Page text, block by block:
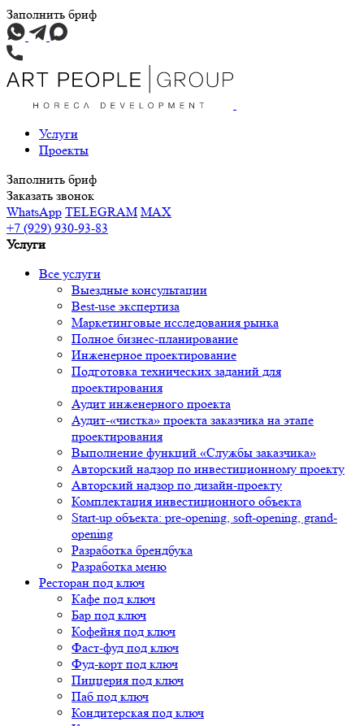
Заполнить бриф
Услуги
Проекты
Заполнить бриф
Заказать звонок
WhatsApp TELEGRAM MAX
+7 (929) 930-93-83
Услуги
Все услуги
Выездные консультации
Best-use экспертиза
Маркетинговые исследования рынка
Полное бизнес-планирование
Инженерное проектирование
Подготовка технических заданий для
проектирования
Аудит инженерного проекта
Аудит-«чистка» проекта заказчика на этапе
проектирования
Выполнение функций «Службы заказчика»
Авторский надзор по инвестиционному проекту
Авторский надзор по дизайн-проекту
Комплектация инвестиционного объекта
Start-up объекта: pre-opening, soft-opening, grand-
opening
Разработка брендбука
Разработка меню
Ресторан под ключ
Кафе под ключ
Бар под ключ
Кофейня под ключ
Фаст-фуд под ключ
Фуд-корт под ключ
Пиццерия под ключ
Паб под ключ
Кондитерская под ключ